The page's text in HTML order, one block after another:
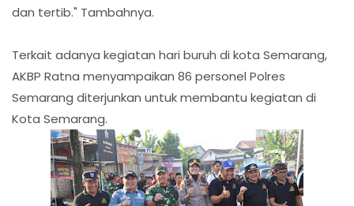
dan tertib." Tambahnya.
Terkait adanya kegiatan hari buruh di kota Semarang,
AKBP Ratna menyampaikan 86 personel Polres
Semarang diterjunkan untuk membantu kegiatan di
Kota Semarang.